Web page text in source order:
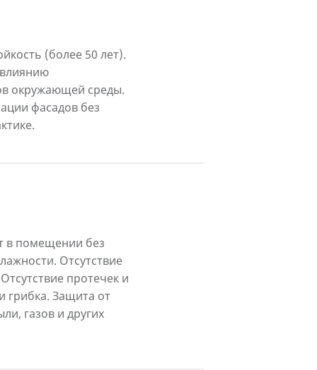
(более 50 лет).
окружающей среды.
фасадов без
в помещении без
Отсутствие
протечек и
грибка. Защита от
газов и других